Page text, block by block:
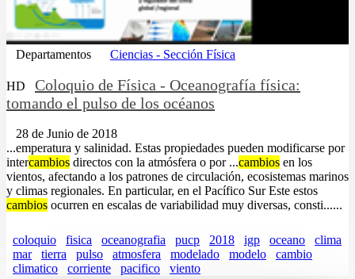
Departamentos Ciencias - Sección Física
HD
Coloquio de Física - Oceanografía física:
tomando el pulso de los océanos
28 de Junio de 2018
...emperatura y salinidad. Estas propiedades pueden modificarse por
intercambios directos con la atmósfera o por ...cambios en los
vientos, afectando a los patrones de circulación, ecosistemas marinos
y climas regionales. En particular, en el Pacífico Sur Este estos
cambios ocurren en escalas de variabilidad muy diversas, consti......
coloquio fisica oceanografia pucp 2018 igp oceano
clima
mar
tierra pulso atmosfera modelado modelo
cambio
climatico
corriente pacifico viento